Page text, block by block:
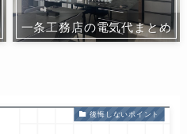
一条工務店の電気代まとめ
後悔しないポイント